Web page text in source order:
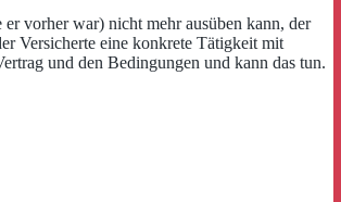
vorher war) nicht mehr ausüben kann, der
Versicherte eine konkrete Tätigkeit mit
und den Bedingungen und kann das tun.